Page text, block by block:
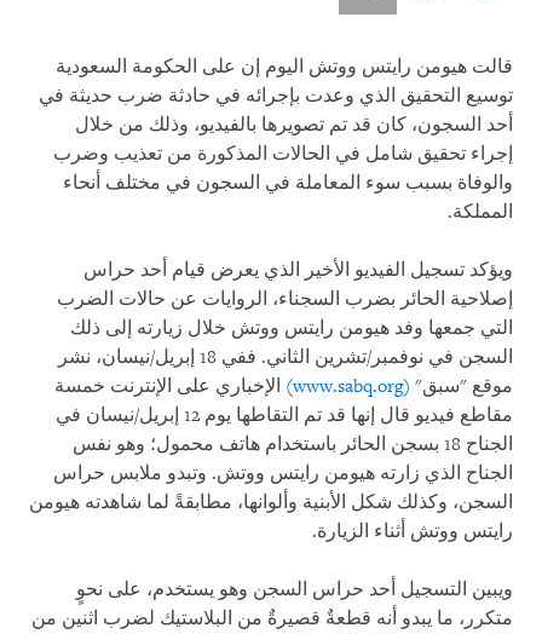
قالت هيومن رايتس ووتش اليوم إن على الحكومة السعودية
توسيع التحقيق الذي وعدت بإجرائه في حادثة ضرب حديثة في
أحد السجون، كان قد تم تصويرها بالفيديو، وذلك من خلال
إجراء تحقيق شامل في الحالات المذكورة من تعذيب وضرب
والوفاة بسبب سوء المعاملة في السجون في مختلف أنحاء
المملكة.
ويؤكد تسجيل الفيديو الأخير الذي يعرض قيام أحد حراس
إصلاحية الحائر بضرب السجناء، الروايات عن حالات الضرب
التي جمعها وفد هيومن رايتس ووتش خلال زيارته إلى ذلك
السجن في نوفمبر/تشرين الثاني. ففي 18 إبريل/نيسان، نشر
موقع "سبق" (www.sabq.org)
الإخباري على الإنترنت خمسة
مقاطع فيديو قال إنها قد تم التقاطها يوم 12 إبريل/نيسان في
الجناح 18 بسجن الحائر باستخدام هاتف محمول؛ وهو نفس
الجناح الذي زارته هيومن رايتس ووتش. وتبدو ملابس حراس
السجن، وكذلك شكل الأبنية وألوانها، مطابقةً لما شاهدته هيومن
رايتس ووتش أثناء الزيارة.
ويبين التسجيل أحد حراس السجن وهو يستخدم، على نحوٍ
متكرر، ما يبدو أنه قطعةٌ قصيرةٌ من البلاستيك لضرب اثنين من